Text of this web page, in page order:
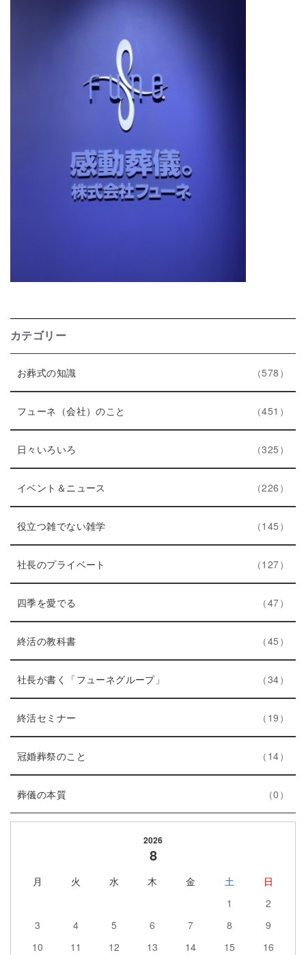
カテゴリー
お葬式の知識
ン
ト
リ
数
578
フューネ（会社）のこと
ン
リ
数
451
日々いろいろ
ン
ト
リ
ー
数
325
イベント＆ニュース
ン
ト
リ
数
226
役立つ雑でない雑学エ
ン
リ
数
145
件
社長のプライベート
ン
リ
数
127
四季を愛でる
ン
ト
リ
ー
数
47
終活の教科書エ
ン
ト
リ
数
45
件
社長が書く「フューネグループ」
ン
リ
数
34
終活セミナー
ン
ト
リ
数
19
冠婚葬祭のこと
ン
リ
14
葬儀の本質エ
ン
数
0
件
2026
8
月 火 水 木 金 土
日
1
2
3
4 5 6 7 8
9
10
11 12 13 14 15 16